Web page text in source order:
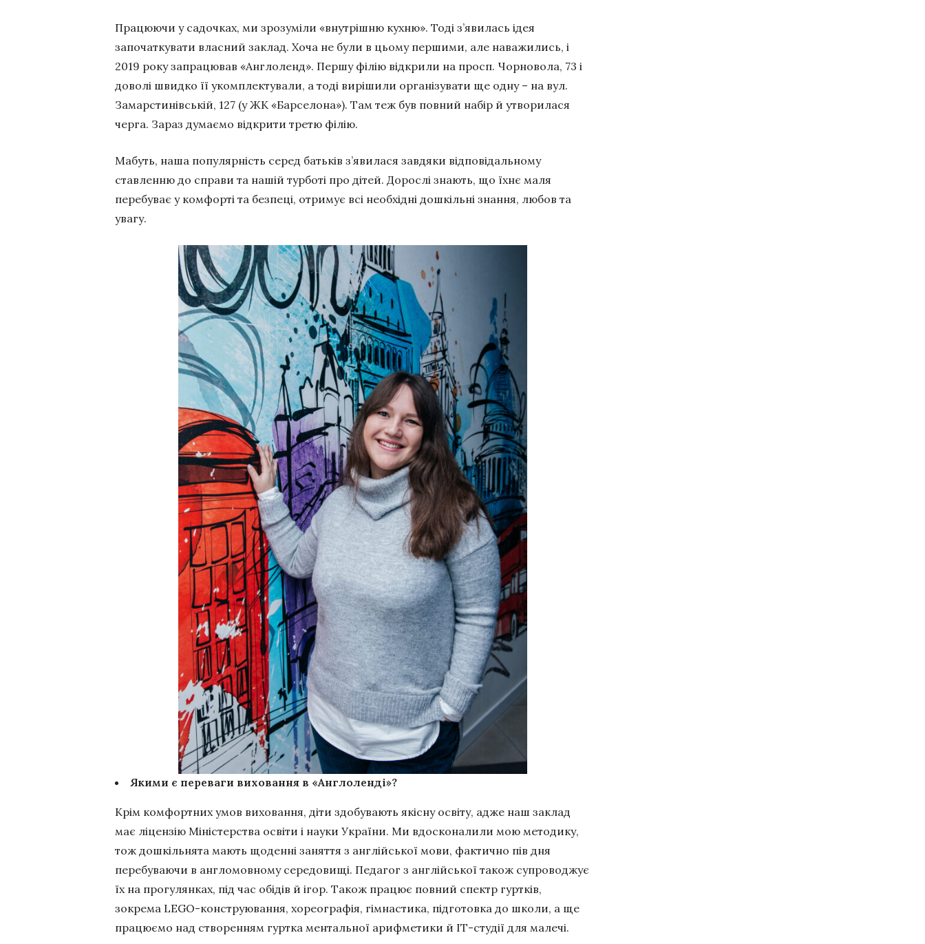
Працюючи у садочках, ми зрозуміли «внутрішню кухню». Тоді з’явилась ідея
започаткувати власний заклад. Хоча не були в цьому першими, але наважились, і
2019 року запрацював «Англоленд». Першу філію відкрили на просп. Чорновола, 73 і
доволі швидко її укомплектували, а тоді вирішили організувати ще одну – на вул.
Замарстинівській, 127 (у ЖК «Барселона»). Там теж був повний набір й утворилася
черга. Зараз думаємо відкрити третю філію.
Мабуть, наша популярність серед батьків з’явилася завдяки відповідальному
ставленню до справи та нашій турботі про дітей. Дорослі знають, що їхнє маля
перебуває у комфорті та безпеці, отримує всі необхідні дошкільні знання, любов та
увагу.
Якими є переваги виховання в «Англоленді»?
Крім комфортних умов виховання, діти здобувають якісну освіту, адже наш заклад
має ліцензію Міністерства освіти і науки України. Ми вдосконалили мою методику,
тож дошкільнята мають щоденні заняття з англійської мови, фактично пів дня
перебуваючи в англомовному середовищі. Педагог з англійської також супроводжує
їх на прогулянках, під час обідів й ігор. Також працює повний спектр гуртків,
зокрема LEGO-конструювання, хореографія, гімнастика, підготовка до школи, а ще
працюємо над створенням гуртка ментальної арифметики й ІТ-студії для малечі.